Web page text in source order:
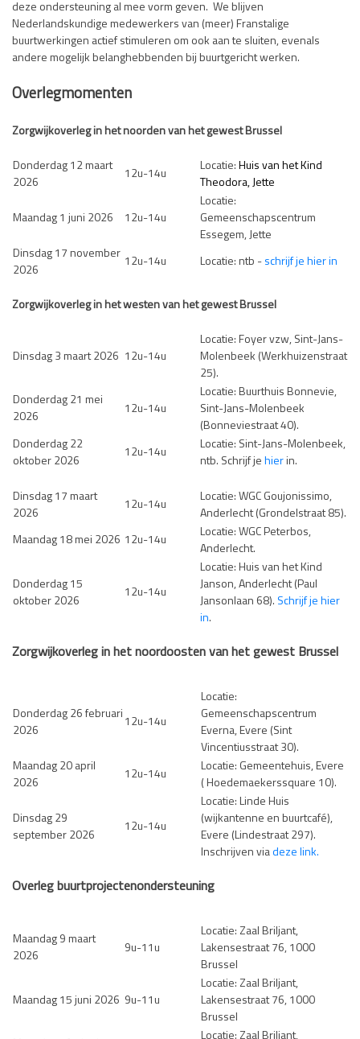
deze ondersteuning al mee vorm geven. We blijven
Nederlandskundige medewerkers van (meer) Franstalige
buurtwerkingen actief stimuleren om ook aan te sluiten, evenals
andere mogelijk belanghebbenden bij buurtgericht werken.
Overlegmomenten
Zorgwijkoverleg in het noorden van het gewest Brussel
Donderdag 12 maart
2026
12u-14u
Locatie: Huis van het Kind
Theodora, Jette
Maandag 1 juni 2026 12u-14u
Locatie:
Gemeenschapscentrum
Essegem, Jette
Dinsdag 17 november
2026
12u-14u Locatie: ntb - schrijf je hier in
Zorgwijkoverleg in het westen van het gewest Brussel
Dinsdag 3 maart 2026 12u-14u
Locatie: Foyer vzw, Sint-Jans-
Molenbeek (Werkhuizenstraat
25).
Donderdag 21 mei
2026
12u-14u
Locatie: Buurthuis Bonnevie,
Sint-Jans-Molenbeek
(Bonneviestraat 40).
Donderdag 22
oktober 2026
12u-14u
Locatie: Sint-Jans-Molenbeek,
ntb. Schrijf je hier in.
Dinsdag 17 maart
2026
12u-14u
Locatie: WGC Goujonissimo,
Anderlecht (Grondelstraat 85).
Maandag 18 mei 2026 12u-14u
Locatie: WGC Peterbos,
Anderlecht.
Donderdag 15
oktober 2026
12u-14u
Locatie: Huis van het Kind
Janson, Anderlecht (Paul
Jansonlaan 68). Schrijf je hier
in.
Zorgwijkoverleg in het noordoosten van het gewest Brussel
Donderdag 26 februari
2026
12u-14u
Locatie:
Gemeenschapscentrum
Everna, Evere (Sint
Vincentiusstraat 30).
Maandag 20 april
2026
12u-14u
Locatie: Gemeentehuis, Evere
( Hoedemaekerssquare 10).
Dinsdag 29
september 2026
12u-14u
Locatie: Linde Huis
(wijkantenne en buurtcafé),
Evere (Lindestraat 297).
Inschrijven via deze link.
Overleg buurtprojectenondersteuning
Maandag 9 maart
2026
9u-11u
Locatie: Zaal Briljant,
Lakensestraat 76, 1000
Brussel
Maandag 15 juni 2026 9u-11u
Locatie: Zaal Briljant,
Lakensestraat 76, 1000
Brussel
Locatie: Zaal Briljant,